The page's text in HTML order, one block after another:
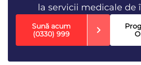
la servicii medicale de
Sună acum
(0330) 999